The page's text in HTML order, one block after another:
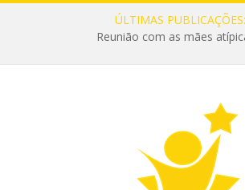
ÚLTIMAS PUBLICAÇÕES:
Reunião com as mães